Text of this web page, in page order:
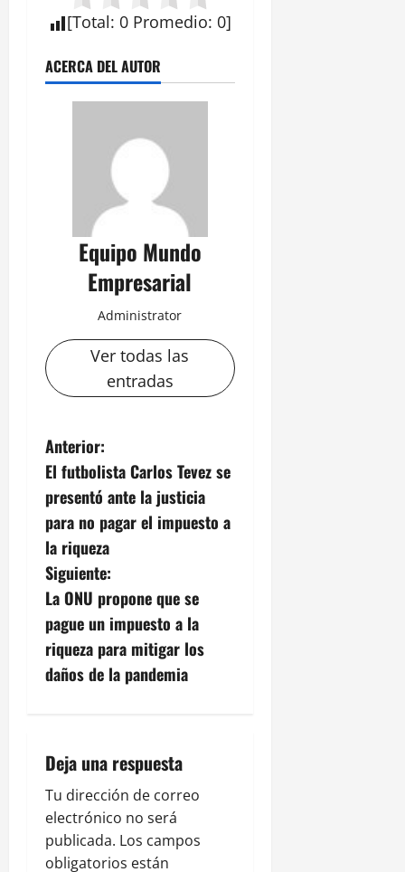
[Total: 0 Promedio: 0]
ACERCA DEL AUTOR
Equipo Mundo
Empresarial
Administrator
Ver todas las
entradas
N
a
v
e
g
a
c
ó
n
d
Anterior:
El futbolista Carlos Tevez se
presentó ante la justicia
para no pagar el impuesto a
la riqueza
Siguiente:
La ONU propone que se
pague un impuesto a la
riqueza para mitigar los
daños de la pandemia
Deja una respuesta
Tu dirección de correo
electrónico no será
publicada. Los campos
obligatorios están